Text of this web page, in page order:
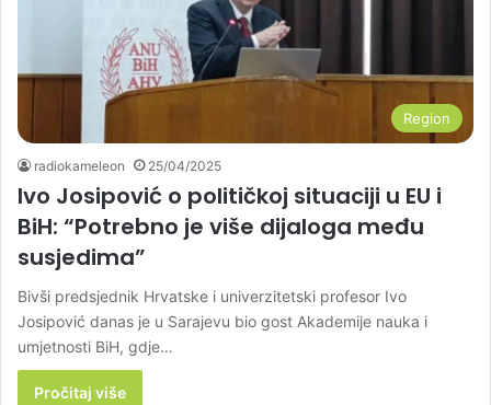
Region
radiokameleon 25/04/2025
Ivo Josipović o političkoj situaciji u EU i
BiH: “Potrebno je više dijaloga među
susjedima”
Bivši predsjednik Hrvatske i univerzitetski profesor Ivo
Josipović danas je u Sarajevu bio gost Akademije nauka i
umjetnosti BiH, gdje…
Pročitaj više